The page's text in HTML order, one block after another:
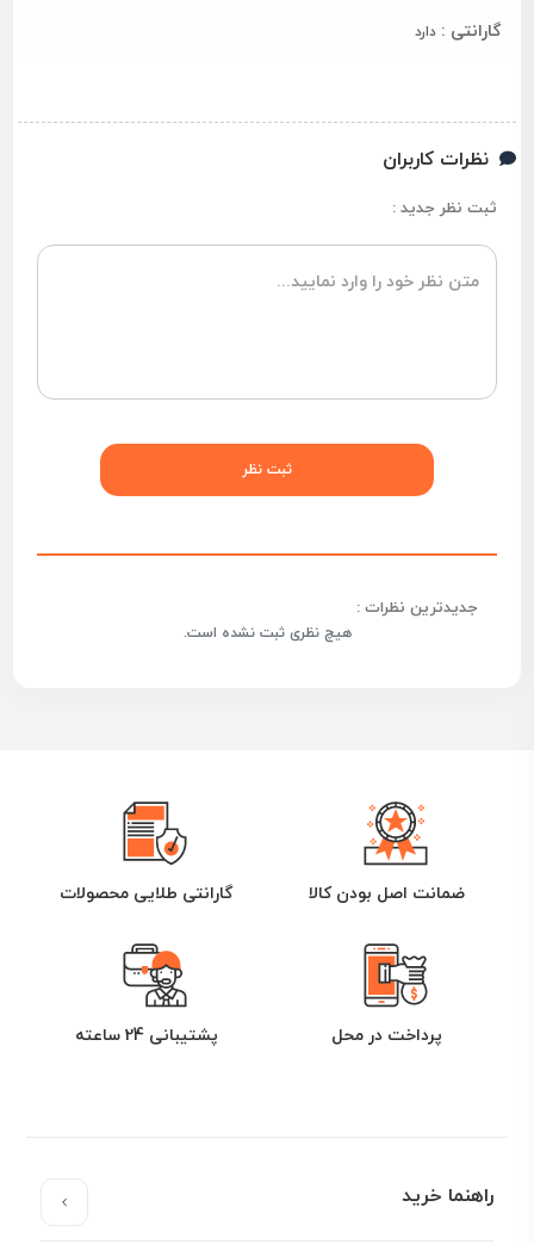
گارانتی : دارد
نظرات کاربران
ثبت نظر جدید :
جدیدترین نظرات :
هیچ نظری ثبت نشده است.
ضمانت اصل بودن کالا گارانتی طلایی محصولات
پرداخت در محل پشتیبانی 24 ساعته
راهنما خرید